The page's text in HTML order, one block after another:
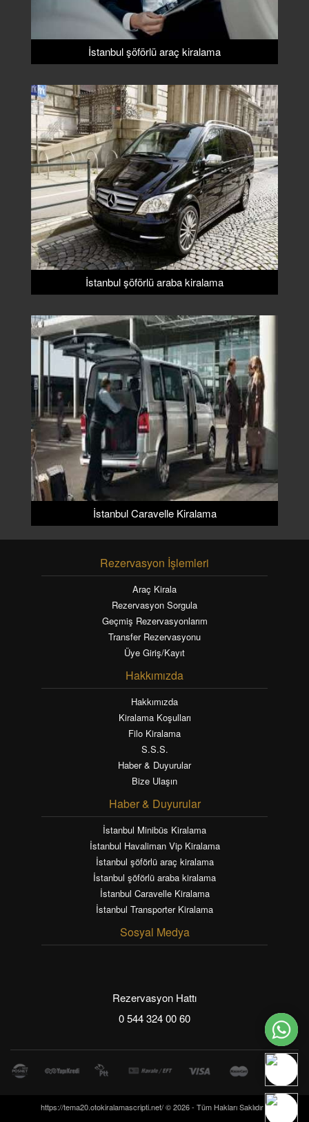
İstanbul şöförlü araç kiralama
İstanbul şöförlü araba kiralama
İstanbul Caravelle Kiralama
Rezervasyon İşlemleri
Araç Kirala
Rezervasyon Sorgula
Geçmiş Rezervasyonlarım
Transfer Rezervasyonu
Üye Giriş/Kayıt
Hakkımızda
Hakkımızda
Kiralama Koşulları
Filo Kiralama
S.S.S.
Haber & Duyurular
Bize Ulaşın
Haber & Duyurular
İstanbul Minibüs Kiralama
İstanbul Havaliman Vip Kiralama
İstanbul şöförlü araç kiralama
İstanbul şöförlü araba kiralama
İstanbul Caravelle Kiralama
İstanbul Transporter Kiralama
Sosyal Medya
Rezervasyon Hattı
0 544 324 00 60
https://tema20.otokiralamascripti.net/ © 2026 - Tüm Hakları Saklıdır -